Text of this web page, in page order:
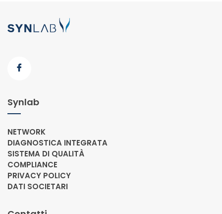
Synlab
NETWORK
DIAGNOSTICA INTEGRATA
SISTEMA DI QUALITÀ
COMPLIANCE
PRIVACY POLICY
DATI SOCIETARI